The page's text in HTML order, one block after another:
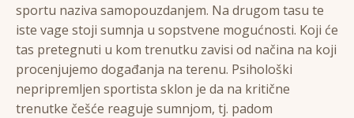
sportu naziva samopouzdanjem. Na drugom tasu te
iste vage stoji sumnja u sopstvene mogućnosti. Koji će
tas pretegnuti u kom trenutku zavisi od načina na koji
procenjujemo događanja na terenu. Psihološki
nepripremljen sportista sklon je da na kritične
trenutke češće reaguje sumnjom, tj. padom